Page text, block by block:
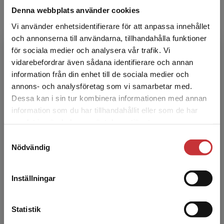
Denna webbplats använder cookies
Vi använder enhetsidentifierare för att anpassa innehållet
och annonserna till användarna, tillhandahålla funktioner
för sociala medier och analysera vår trafik. Vi
vidarebefordrar även sådana identifierare och annan
information från din enhet till de sociala medier och
annons- och analysföretag som vi samarbetar med.
Dessa kan i sin tur kombinera informationen med annan
information som du har tillhandahållit eller som de har
Nödvändig
Inställningar
Statistik
Begränsad fraktregion
Det verkar som att du besöker
studentlitteratur.se via en enhet utanför Sverige.
Vi erbjuder inte leveranser utanför Sverige. För
att kunna slutföra ett köp måste
sociala förkla...
Jan-Eric Gustafsson
Jan-Eric Gustafsson är verksam vid Göteborgs